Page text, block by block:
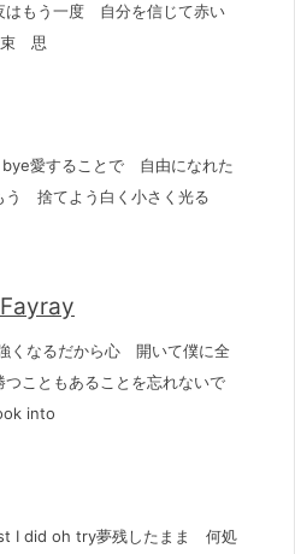
もう一度 自分を信じて赤い
束 思
愛することで 自由になれた
う 捨てよう白く小さく光る
くなるだから心 開いて僕に全
こともあることを忘れないで
into
I did oh try夢残したまま 何処